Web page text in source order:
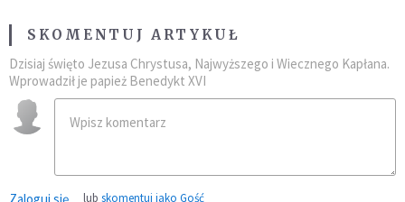
SKOMENTUJ ARTYKUŁ
Dzisiaj święto Jezusa Chrystusa, Najwyższego i Wiecznego Kapłana.
Wprowadził je papież Benedykt XVI
lub skomentuj jako Gość